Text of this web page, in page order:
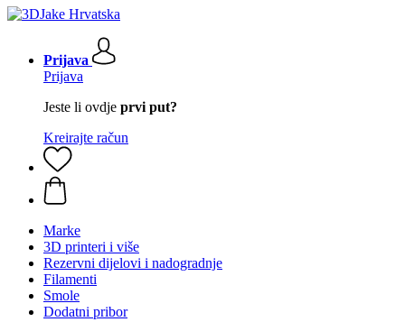
Prijava
Prijava
Jeste li ovdje prvi put?
Kreirajte račun
Marke
3D printeri i više
Rezervni dijelovi i nadogradnje
Filamenti
Smole
Dodatni pribor